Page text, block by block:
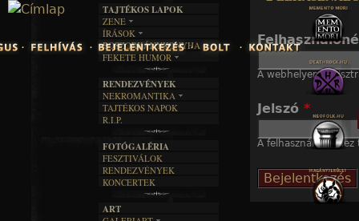
Jump to navigation
A webhelyen
Jelszó *
A felhasználónévhez
TAJTÉKOS LAPOK
ZENE
EGYÜTTESEK
INTERJÚK
FORDÍTÁSOK
DALSZÖVEGEK
ÍRÁSOK
IRODALOM
FILM
MŰVÉSZET
ÍRÁSTÖRTÉNET
BOSZORKÁNYKONYHA
FEKETE HUMOR
SZÖVEGES
RENDEZVÉNYEK
NEKROMANTIKA
AKTUÁLIS
A MÚLT
TAJTÉKOS NAPOK
R.I.P.
FOTÓGALÉRIA
FESZTIVÁLOK
RENDEZVÉNYEK
KONCERTEK
ART